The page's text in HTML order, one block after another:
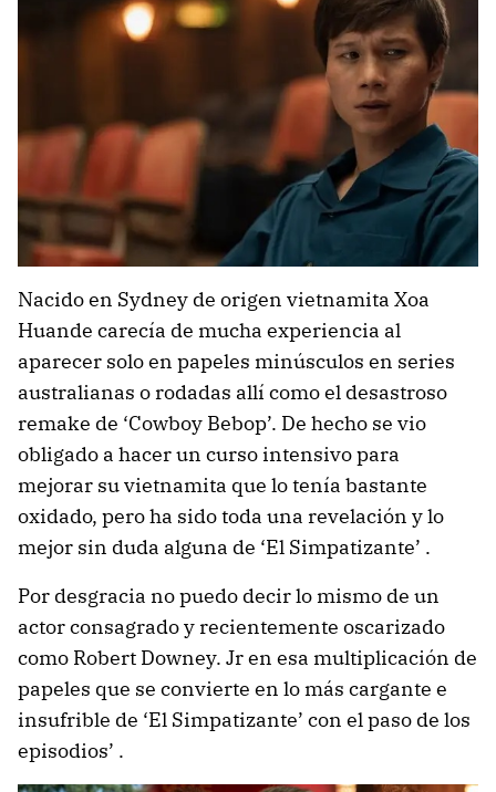
Nacido en Sydney de origen vietnamita Xoa
Huande carecía de mucha experiencia al
aparecer solo en papeles minúsculos en series
australianas o rodadas allí como el desastroso
remake de ‘Cowboy Bebop’. De hecho se vio
obligado a hacer un curso intensivo para
mejorar su vietnamita que lo tenía bastante
oxidado, pero ha sido toda una revelación y lo
mejor sin duda alguna de ‘El Simpatizante’ .
Por desgracia no puedo decir lo mismo de un
actor consagrado y recientemente oscarizado
como Robert Downey. Jr en esa multiplicación de
papeles que se convierte en lo más cargante e
insufrible de ‘El Simpatizante’ con el paso de los
episodios’ .